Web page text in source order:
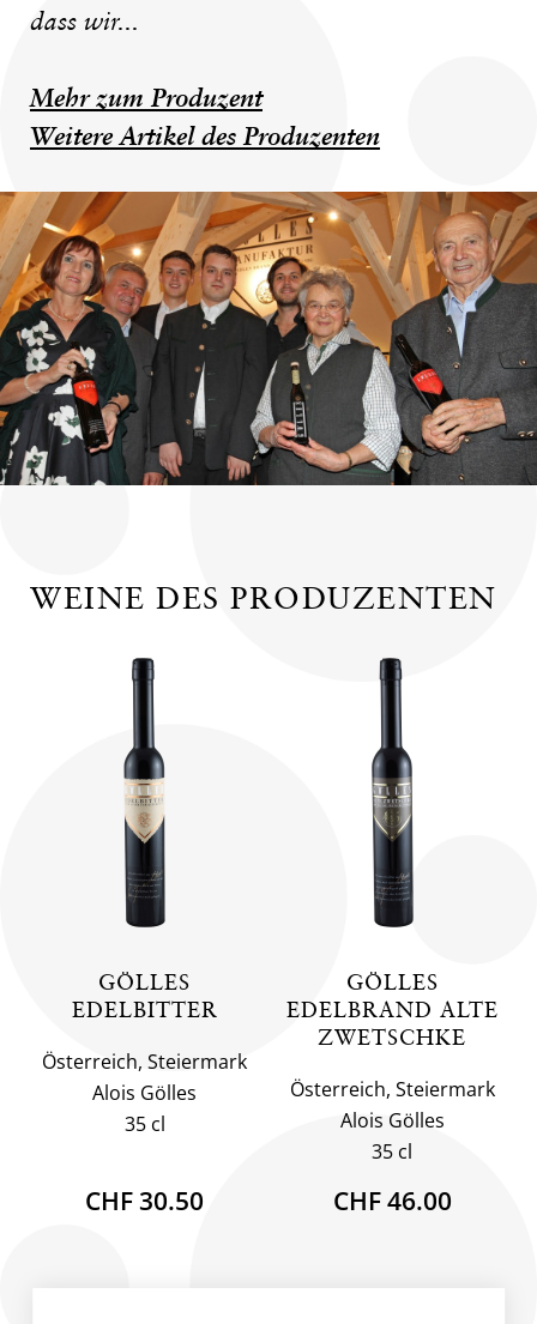
dass wir...
Mehr zum Produzent
Weitere Artikel des Produzenten
WEINE DES PRODUZENTEN
GÖLLES
EDELBITTER
Österreich, Steiermark
Alois Gölles
35 cl
CHF 30.50
GÖLLES
EDELBRAND ALTE
ZWETSCHKE
Österreich, Steiermark
Alois Gölles
35 cl
CHF 46.00